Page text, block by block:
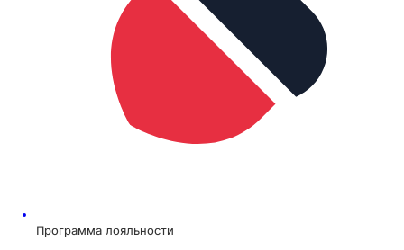
Программа лояльности